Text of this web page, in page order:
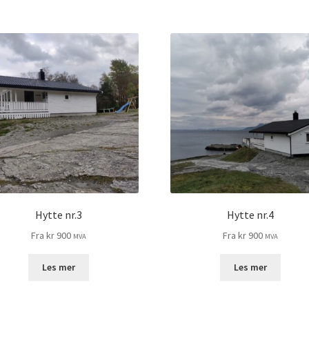
Hytte nr.3
Frakr 900 MVA
Les mer
Hytte nr.4
Fra kr900 MVA
Les mer